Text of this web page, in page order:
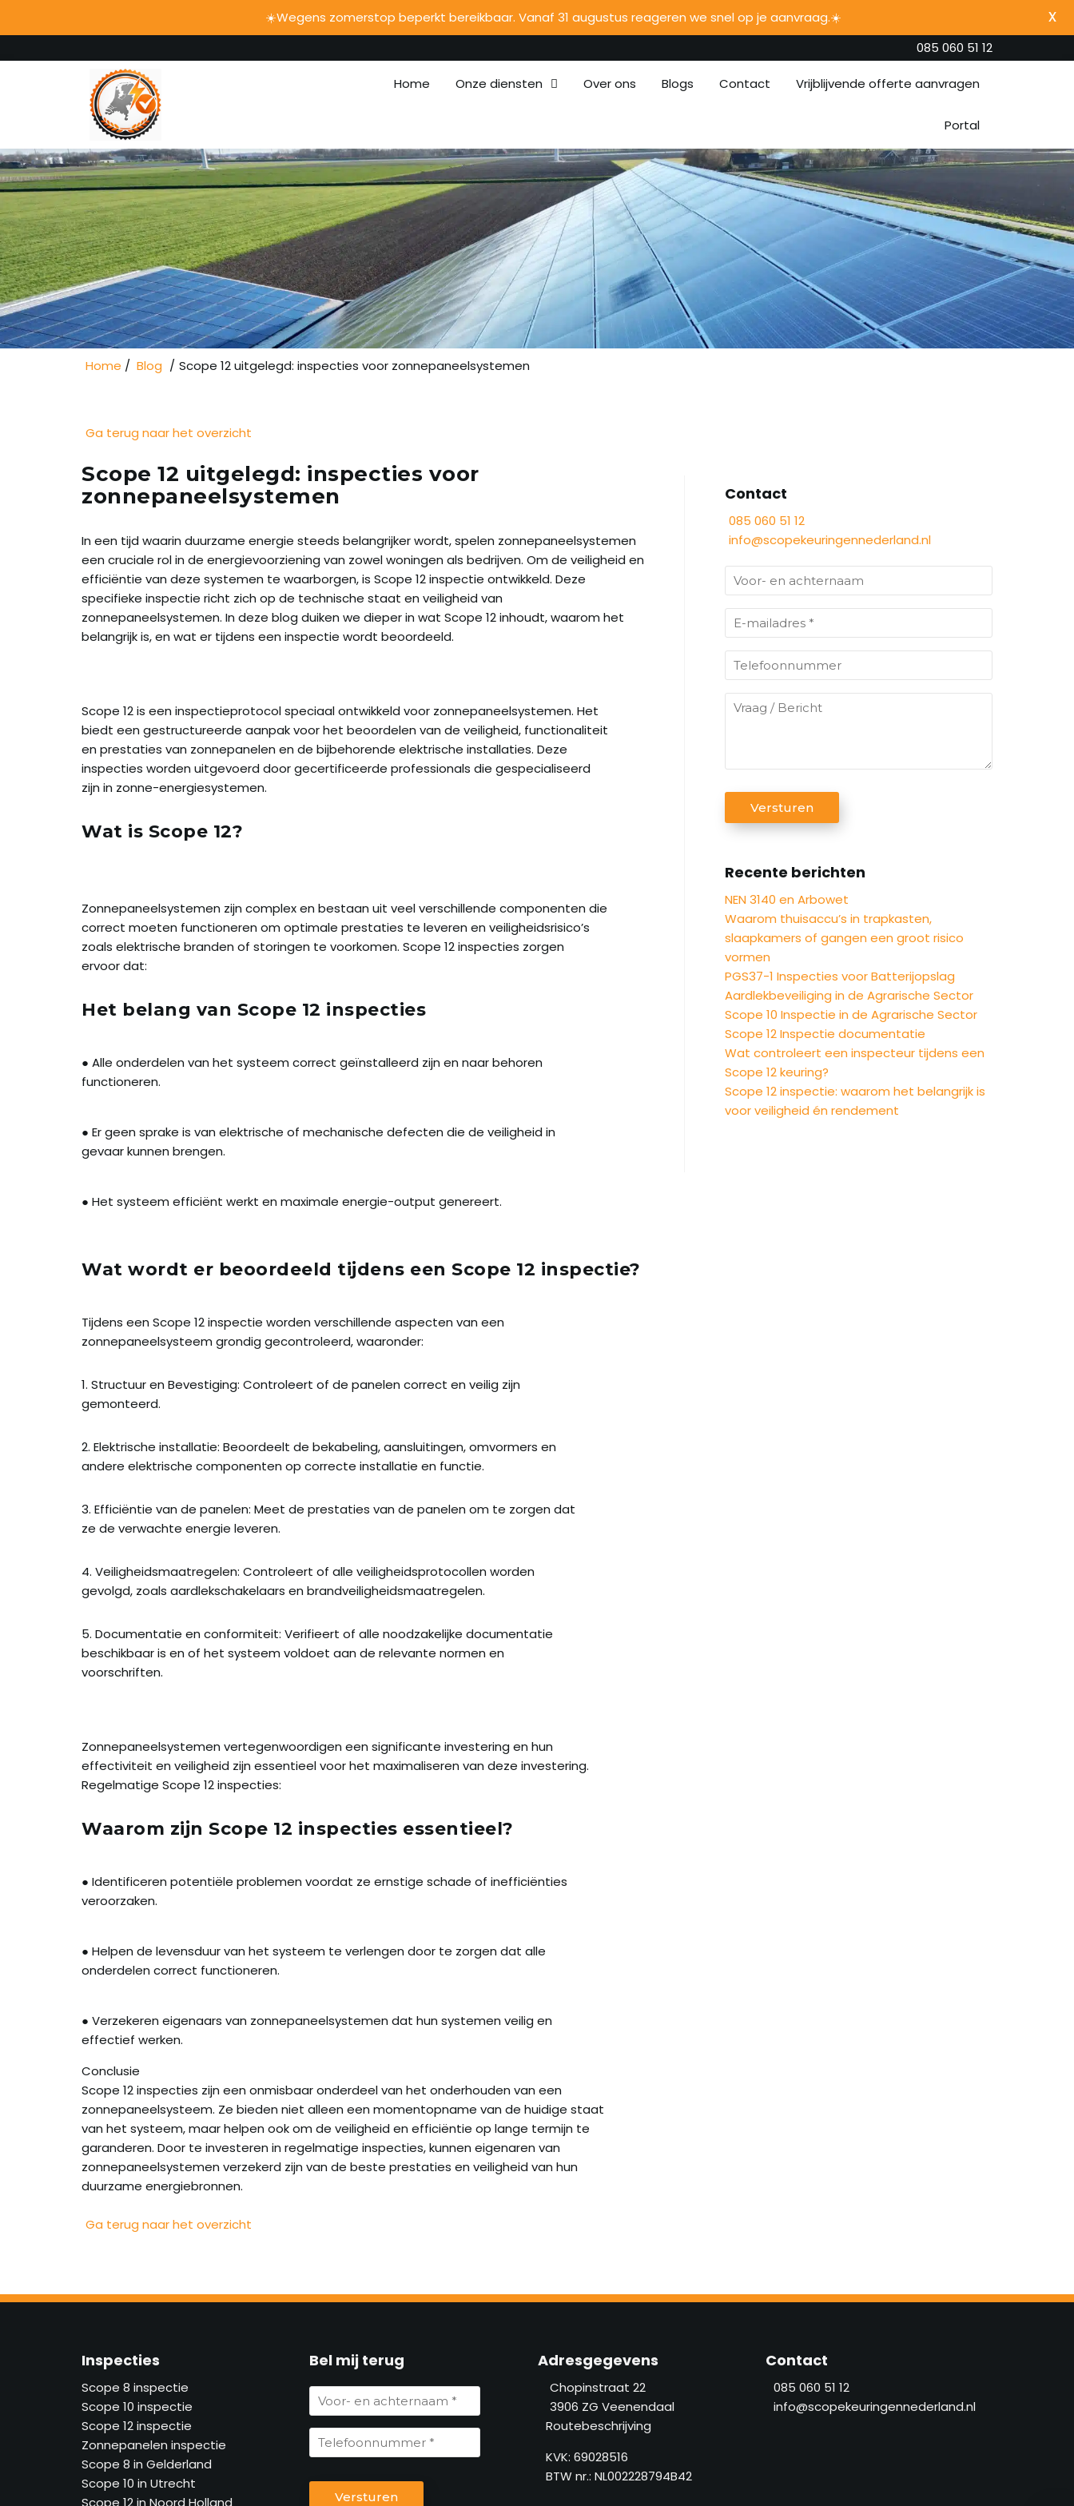
☀️Wegens zomerstop beperkt bereikbaar. Vanaf 31 augustus reageren we snel op je aanvraag.☀️
085 060 51 12
Home Onze diensten Over ons Blogs Contact Vrijblijvende offerte aanvragen
Portal
Home Blog Scope 12 uitgelegd: inspecties voor zonnepaneelsystemen
Ga terug naar het overzicht
Scope 12 uitgelegd: inspecties voor
zonnepaneelsystemen
In een tijd waarin duurzame energie steeds belangrijker wordt, spelen zonnepaneelsystemen
een cruciale rol in de energievoorziening van zowel woningen als bedrijven. Om de veiligheid en
efficiëntie van deze systemen te waarborgen, is Scope 12 inspectie ontwikkeld. Deze
specifieke inspectie richt zich op de technische staat en veiligheid van
zonnepaneelsystemen. In deze blog duiken we dieper in wat Scope 12 inhoudt, waarom het
belangrijk is, en wat er tijdens een inspectie wordt beoordeeld.
Wat is Scope 12?
Scope 12 is een inspectieprotocol speciaal ontwikkeld voor zonnepaneelsystemen. Het
biedt een gestructureerde aanpak voor het beoordelen van de veiligheid, functionaliteit
en prestaties van zonnepanelen en de bijbehorende elektrische installaties. Deze
inspecties worden uitgevoerd door gecertificeerde professionals die gespecialiseerd
zijn in zonne-energiesystemen.
Het belang van Scope 12 inspecties
Zonnepaneelsystemen zijn complex en bestaan uit veel verschillende componenten die
correct moeten functioneren om optimale prestaties te leveren en veiligheidsrisico’s
zoals elektrische branden of storingen te voorkomen. Scope 12 inspecties zorgen
ervoor dat:
● Alle onderdelen van het systeem correct geïnstalleerd zijn en naar behoren
functioneren.
● Er geen sprake is van elektrische of mechanische defecten die de veiligheid in
gevaar kunnen brengen.
● Het systeem efficiënt werkt en maximale energie-output genereert.
Wat wordt er beoordeeld tijdens een Scope 12 inspectie?
Tijdens een Scope 12 inspectie worden verschillende aspecten van een
zonnepaneelsysteem grondig gecontroleerd, waaronder:
1. Structuur en Bevestiging: Controleert of de panelen correct en veilig zijn
gemonteerd.
2. Elektrische installatie: Beoordeelt de bekabeling, aansluitingen, omvormers en
andere elektrische componenten op correcte installatie en functie.
3. Efficiëntie van de panelen: Meet de prestaties van de panelen om te zorgen dat
ze de verwachte energie leveren.
4. Veiligheidsmaatregelen: Controleert of alle veiligheidsprotocollen worden
gevolgd, zoals aardlekschakelaars en brandveiligheidsmaatregelen.
5. Documentatie en conformiteit: Verifieert of alle noodzakelijke documentatie
beschikbaar is en of het systeem voldoet aan de relevante normen en
voorschriften.
Waarom zijn Scope 12 inspecties essentieel?
Zonnepaneelsystemen vertegenwoordigen een significante investering en hun
effectiviteit en veiligheid zijn essentieel voor het maximaliseren van deze investering.
Regelmatige Scope 12 inspecties:
● Identificeren potentiële problemen voordat ze ernstige schade of inefficiënties
veroorzaken.
● Helpen de levensduur van het systeem te verlengen door te zorgen dat alle
onderdelen correct functioneren.
● Verzekeren eigenaars van zonnepaneelsystemen dat hun systemen veilig en
effectief werken.
Conclusie
Scope 12 inspecties zijn een onmisbaar onderdeel van het onderhouden van een
zonnepaneelsysteem. Ze bieden niet alleen een momentopname van de huidige staat
van het systeem, maar helpen ook om de veiligheid en efficiëntie op lange termijn te
garanderen. Door te investeren in regelmatige inspecties, kunnen eigenaren van
zonnepaneelsystemen verzekerd zijn van de beste prestaties en veiligheid van hun
duurzame energiebronnen.
Ga terug naar het overzicht
Contact
085 060 51 12
info@scopekeuringennederland.nl
o
r
-
n
t
e
a
m
-
m
a
i
e
e
n
m
e
r
B
i
c
h
t
C
C
H
A
Versturen
Recente berichten
NEN 3140 en Arbowet
Waarom thuisaccu’s in trapkasten,
slaapkamers of gangen een groot risico
vormen
PGS37-1 Inspecties voor Batterijopslag
Aardlekbeveiliging in de Agrarische Sector
Scope 10 Inspectie in de Agrarische Sector
Scope 12 Inspectie documentatie
Wat controleert een inspecteur tijdens een
Scope 12 keuring?
Scope 12 inspectie: waarom het belangrijk is
voor veiligheid én rendement
Inspecties
Scope 8 inspectie
Scope 10 inspectie
Scope 12 inspectie
Zonnepanelen inspectie
Scope 8 in Gelderland
Scope 10 in Utrecht
Scope 12 in Noord Holland
Bel mij terug
V
o
r
T
e
C
Versturen
Adresgegevens
Chopinstraat 22
3906 ZG Veenendaal
Routebeschrijving
KVK: 69028516
BTW nr.: NL002228794B42
Contact
085 060 51 12
info@scopekeuringennederland.nl